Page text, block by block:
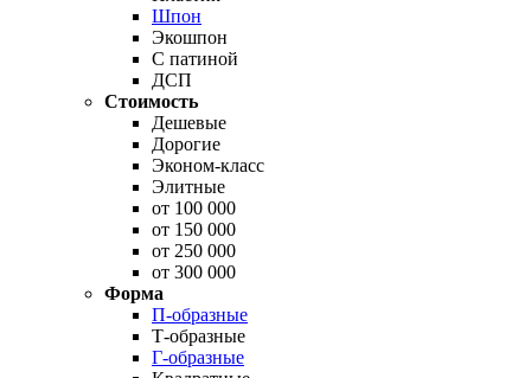
Шпон
Экошпон
С патиной
ДСП
Стоимость
Дешевые
Дорогие
Эконом-класс
Элитные
от 100 000
от 150 000
от 250 000
от 300 000
Форма
П-образные
Т-образные
Г-образные